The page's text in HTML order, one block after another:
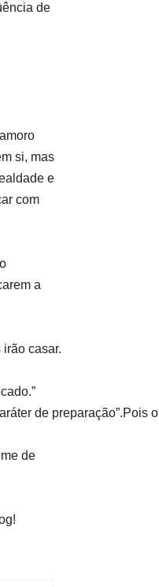
de
si, mas
e
com
a
casar.
de preparação”.Pois o
de